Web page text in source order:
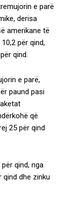
e parë
derisa
amerikane të
për qind,
qind.
e parë,
paund pasi
që
25 për qind
qind, nga
qind dhe zinku